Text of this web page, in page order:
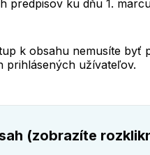
predpisov ku dňu 1.
k obsahu nemusíte byť
prihlásených užívateľov.
(zobrazíte